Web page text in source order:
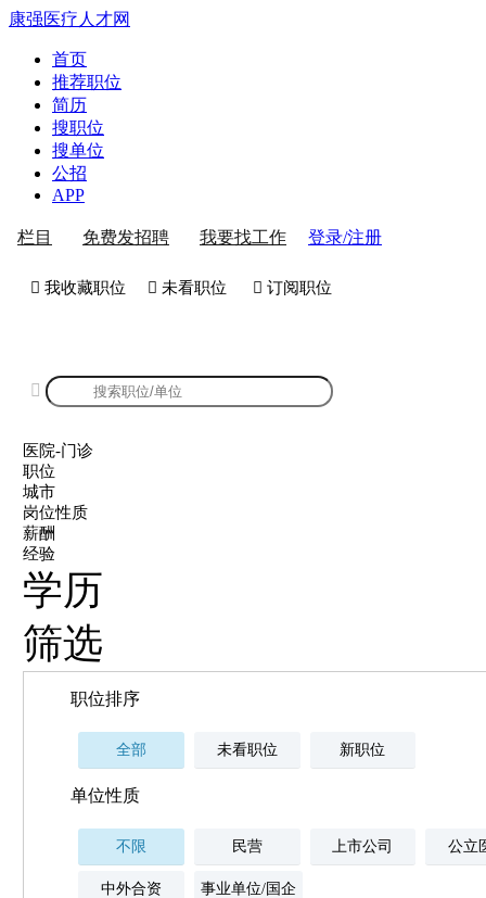
康强医疗人才网
首页
推荐职位
简历
搜职位
搜单位
公招
APP
栏目 免费发招聘 我要找工作 登录/注册
 我收藏职位  未看职位  订阅职位

医院-门诊
职位
城市
岗位性质
薪酬
经验
学历
筛选
职位排序
全部 未看职位 新职位
单位性质
不限 民营 上市公司 公立
中外合资 事业单位/国企